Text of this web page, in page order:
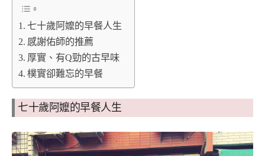
七十歲阿嬤的早餐人生
感謝佑師的推薦
厚實、有Q勁的古早味
樸實卻難忘的早餐
七十歲阿嬤的早餐人生